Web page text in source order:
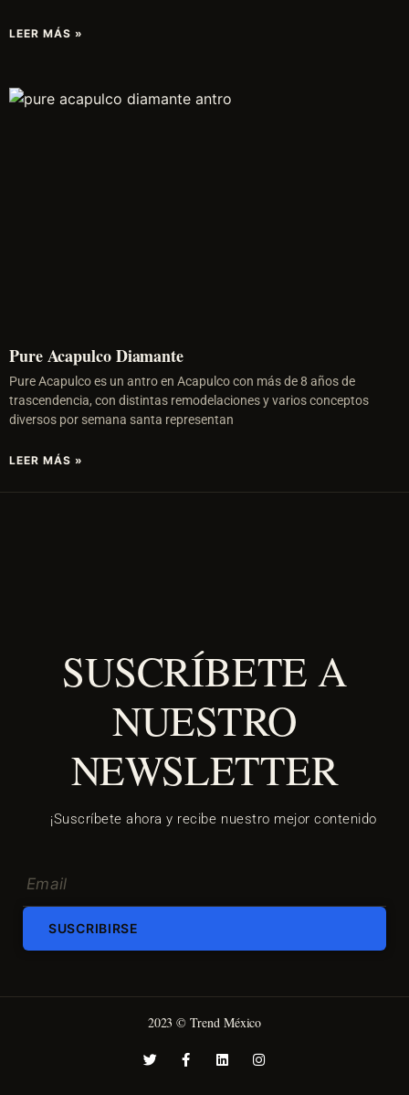
LEER MÁS »
Pure Acapulco Diamante
Pure Acapulco es un antro en Acapulco con más de 8 años de
trascendencia, con distintas remodelaciones y varios conceptos
diversos por semana santa representan
LEER MÁS »
SUSCRÍBETE A
NUESTRO
NEWSLETTER
¡Suscríbete ahora y recibe nuestro mejor contenido
SUSCRIBIRSE
2023 © Trend México